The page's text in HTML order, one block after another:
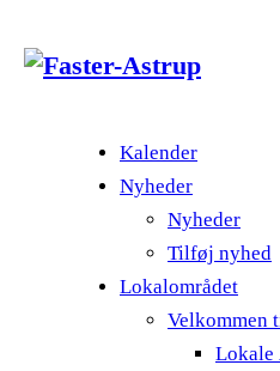
Kalender
Nyheder
Nyheder
Tilføj nyhed
Lokalområdet
Velkommen
Lokale